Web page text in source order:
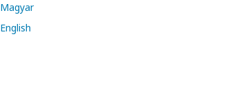
Magyar
English